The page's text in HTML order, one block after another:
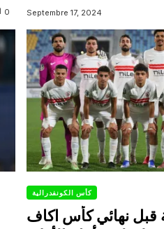
0 Septembre 17, 2024
كأس الكونفدرالية
قبل نهائي كأس اكاف